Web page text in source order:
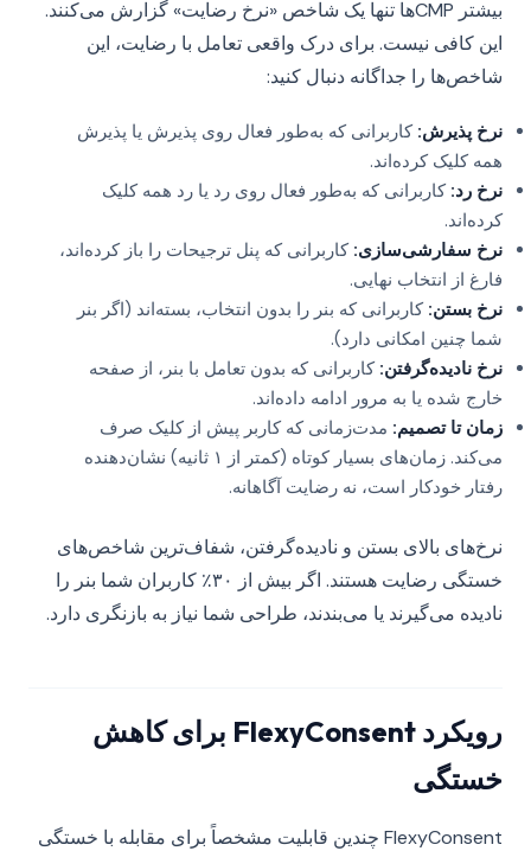
بیشتر CMPها تنها یک شاخص «نرخ رضایت» گزارش می‌کنند.
این کافی نیست. برای درک واقعی تعامل با رضایت، این
شاخص‌ها را جداگانه دنبال کنید:
نرخ پذیرش: کاربرانی که به‌طور فعال روی پذیرش یا پذیرش
همه کلیک کرده‌اند.
نرخ رد: کاربرانی که به‌طور فعال روی رد یا رد همه کلیک
کرده‌اند.
نرخ سفارشی‌سازی: کاربرانی که پنل ترجیحات را باز کرده‌اند،
فارغ از انتخاب نهایی.
نرخ بستن: کاربرانی که بنر را بدون انتخاب، بسته‌اند (اگر بنر
شما چنین امکانی دارد).
نرخ نادیده‌گرفتن: کاربرانی که بدون تعامل با بنر، از صفحه
خارج شده یا به مرور ادامه داده‌اند.
زمان تا تصمیم: مدت‌زمانی که کاربر پیش از کلیک صرف
می‌کند. زمان‌های بسیار کوتاه (کمتر از ۱ ثانیه) نشان‌دهنده
رفتار خودکار است، نه رضایت آگاهانه.
نرخ‌های بالای بستن و نادیده‌گرفتن، شفاف‌ترین شاخص‌های
خستگی رضایت هستند. اگر بیش از ۳۰٪ کاربران شما بنر را
نادیده می‌گیرند یا می‌بندند، طراحی شما نیاز به بازنگری دارد.
رویکرد FlexyConsent برای کاهش
خستگی
FlexyConsent چندین قابلیت مشخصاً برای مقابله با خستگی